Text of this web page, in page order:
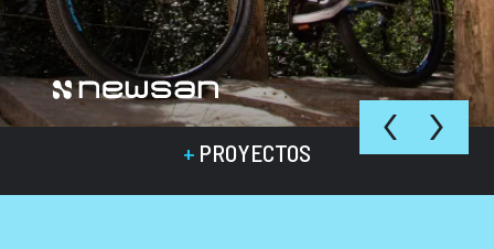
‹ ›
+ PROYECTOS